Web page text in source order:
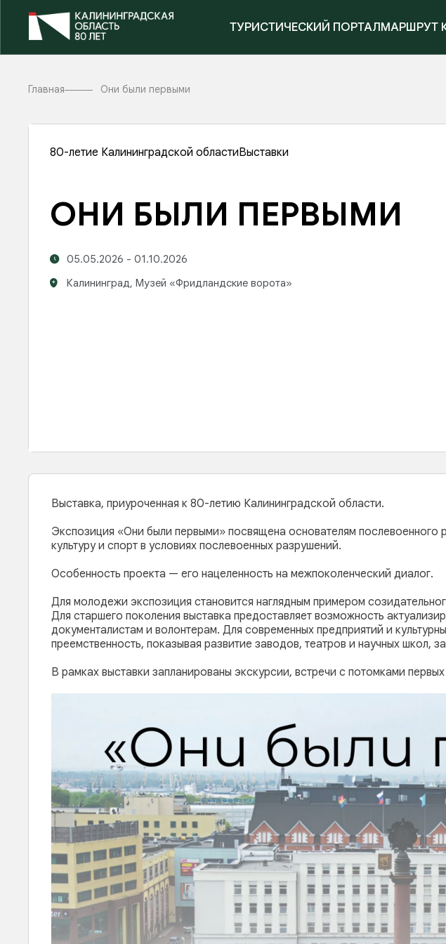
ТУРИСТИЧЕСКИЙ ПОРТАЛМАРШРУТ
Главная Они были первыми
80-летие Калининградской областиВыставки
ОНИ БЫЛИ ПЕРВЫМИ
05.05.2026 - 01.10.2026
Калининград, Музей «Фридландские ворота»
Выставка, приуроченная к 80-летию Калининградской области.
Экспозиция «Они были первыми» посвящена основателям
культуру и спорт в условиях послевоенных разрушений.
Особенность проекта — его нацеленность на межпоколенческий диалог.
Для молодежи экспозиция становится наглядным примером
Для старшего поколения выставка предоставляет возможность
документалистам и волонтерам. Для современных предприятий и
преемственность, показывая развитие заводов, театров и научных школ,
В рамках выставки запланированы экскурсии, встречи с потомками